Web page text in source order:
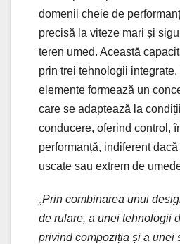
domenii cheie de
precisă la viteze mari și
teren umed. Această
prin trei tehnologii
elemente formează un
care se adaptează la
conducere, oferind control,
performanță, indiferent
uscate sau extrem de
„Prin combinarea unui
de rulare, a unei tehnologii
privind compoziția și a unei